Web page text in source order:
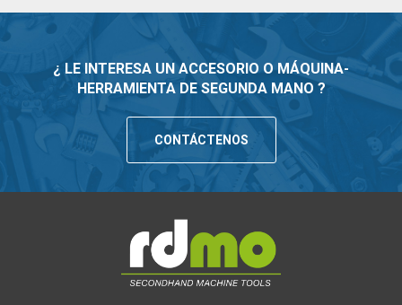
¿ LE INTERESA UN ACCESORIO O MÁQUINA-
HERRAMIENTA DE SEGUNDA MANO ?
CONTÁCTENOS